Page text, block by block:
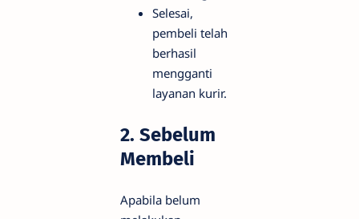
Selesai,
pembeli telah
berhasil
mengganti
layanan kurir.
2. Sebelum
Membeli
Apabila belum